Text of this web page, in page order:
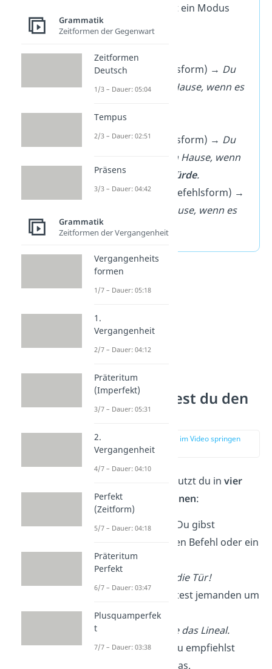
Der Imperativ ist ein Modus
davon:
(Wirklichkeitsform) → Du
gehstnach Hause, wenn es
Konjunktiv
(Möglichkeitsform) → Du
nach Hause, wenn
es regnen
würde.
Imperativ
(Befehlsform) →
nach Hause, wenn es
regnet!
So verwendest du den
Imperativ!
zur Stelle im Video springen
(00:52)
Den Imperativ benutzt du in vier
typischen Situationen:
Anweisung
— Du gibst
jemandem einen Befehl oder ein
Verbot.
nicht die Tür!
— Du bittest jemanden um
etwas.
mir bitte das Lineal.
Ratschlag
— Du empfiehlst
jemandem etwas.
Grammatik
Zeitformen der Gegenwart
Zeitformen
Deutsch
1/3 – Dauer: 05:04
Tempus
2/3 – Dauer: 02:51
Präsens
3/3 – Dauer: 04:42
Grammatik
Zeitformen der Vergangenheit
Vergangenheits
formen
1/7 – Dauer: 05:18
1.
Vergangenheit
2/7 – Dauer: 04:12
Präteritum
(Imperfekt)
3/7 – Dauer: 05:31
2.
Vergangenheit
4/7 – Dauer: 04:10
Perfekt
(Zeitform)
5/7 – Dauer: 04:18
Präteritum
Perfekt
6/7 – Dauer: 03:47
Plusquamperfek
t
7/7 – Dauer: 03:38